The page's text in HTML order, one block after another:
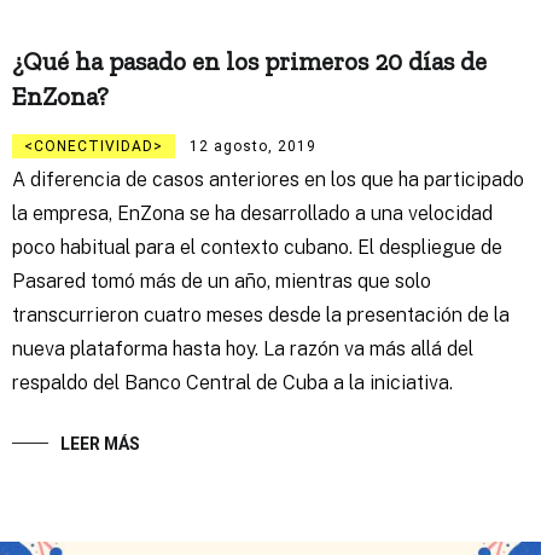
¿Qué ha pasado en los primeros 20 días de
EnZona?
CONECTIVIDAD 12 agosto, 2019
A diferencia de casos anteriores en los que ha participado
la empresa, EnZona se ha desarrollado a una velocidad
poco habitual para el contexto cubano. El despliegue de
Pasared tomó más de un año, mientras que solo
transcurrieron cuatro meses desde la presentación de la
nueva plataforma hasta hoy. La razón va más allá del
respaldo del Banco Central de Cuba a la iniciativa.
LEER MÁS